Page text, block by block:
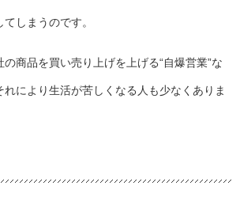
しまうのです。
の商品を買い売り上げを上げる“自爆営業”な
れにより生活が苦しくなる人も少なくありま